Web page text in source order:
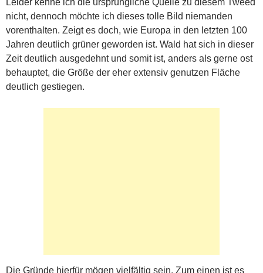
Leider kenne ich die ursprüngliche Quelle zu diesem Tweed
nicht, dennoch möchte ich dieses tolle Bild niemanden
vorenthalten. Zeigt es doch, wie Europa in den letzten 100
Jahren deutlich grüner geworden ist. Wald hat sich in dieser
Zeit deutlich ausgedehnt und somit ist, anders als gerne ost
behauptet, die Größe der eher extensiv genutzen Fläche
deutlich gestiegen.
Die Gründe hierfür mögen vielfältig sein. Zum einen ist es